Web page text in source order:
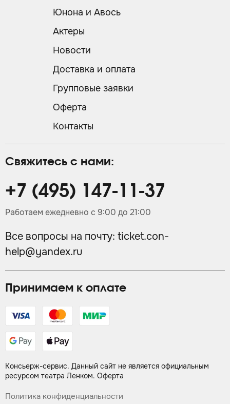
Принимаем к оплате
Консьерж-сервис. Данный сайт не является официальным
ресурсом театра Ленком. Оферта
Политика конфиденциальности
Свяжитесь с нами:
+7 (495) 147-11-37
Работаем ежедневно с 9:00 до 21:00
Все вопросы на почту: ticket.con-
help@yandex.ru
Юнона и Авось
Актеры
Новости
Доставка и оплата
Групповые заявки
Оферта
Контакты